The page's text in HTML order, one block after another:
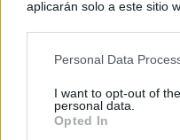
aplicarán solo a este sitio
rechazar tal
a este sitio y haciendo clic
parte inferior de la página
Personal Data
I want to opt-out of
personal data.
Opted In
¿Sabías que existen?
Estas criaturas existen
planeta